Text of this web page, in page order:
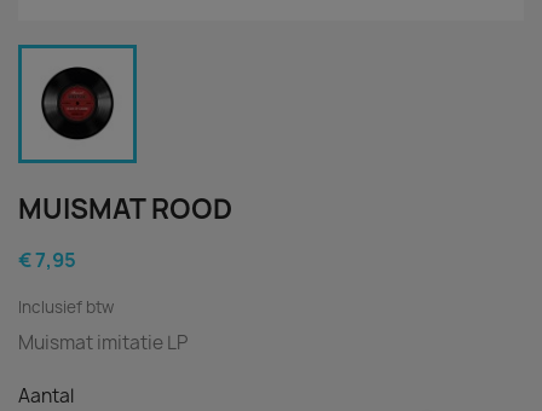
MUISMAT ROOD
€ 7,95
Inclusief btw
Muismat imitatie LP
Aantal